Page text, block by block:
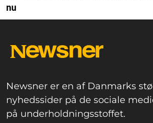
nu
Newsner er en af Danmarks
nyhedssider på de sociale
på underholdningsstoffet.